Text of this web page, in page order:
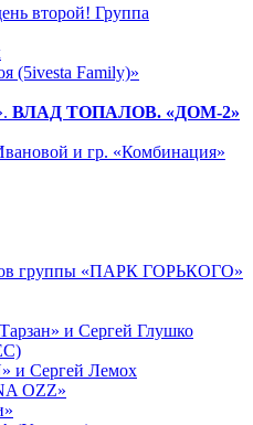
второй! Группа
(5ivesta Family)»
ВЛАД ТОПАЛОВ. «ДОМ-2»
и гр. «Комбинация»
группы «ПАРК ГОРЬКОГО»
и Сергей Глушко
и Сергей Лемох
OZZ»